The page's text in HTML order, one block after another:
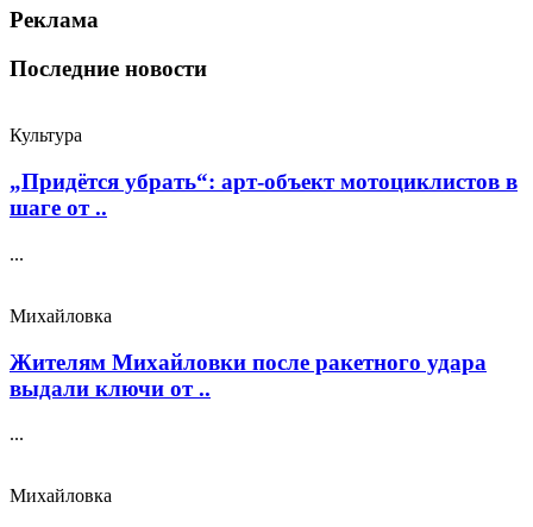
Реклама
Последние новости
Культура
„Придётся убрать“: арт‑объект мотоциклистов в
шаге от ..
...
Михайловка
Жителям Михайловки после ракетного удара
выдали ключи от ..
...
Михайловка